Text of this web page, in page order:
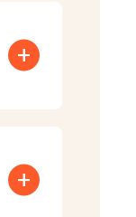
+
+